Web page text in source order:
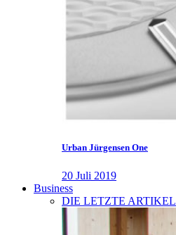
Urban Jürgensen One
20 Juli 2019
Business
DIE LETZTE ARTIKEL